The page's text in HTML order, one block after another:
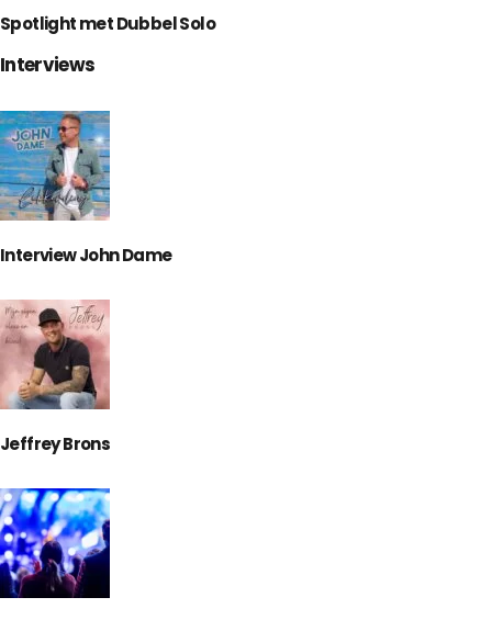
Spotlight met Dubbel Solo
Interviews
Interview John Dame
Jeffrey Brons